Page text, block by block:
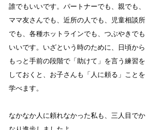
誰でもいいです。パートナーでも、親でも、
ママ友さんでも、近所の人でも、児童相談所
でも、各種ホットラインでも、つぶやきでも
いいです。いざという時のために、日頃から
もっと手前の段階で「助けて」を言う練習を
しておくと、お子さんも「人に頼る」ことを
学べます。
なかなか人に頼れなかった私も、三人目でか